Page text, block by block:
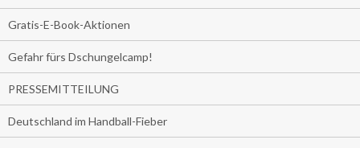
Gratis-E-Book-Aktionen
Gefahr fürs Dschungelcamp!
PRESSEMITTEILUNG
Deutschland im Handball-Fieber